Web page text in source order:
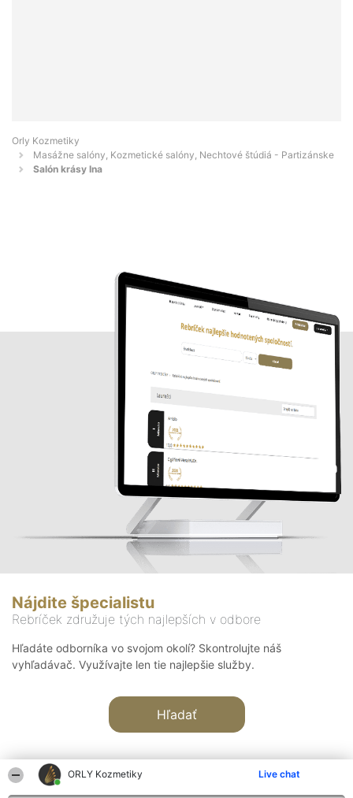
ORLY Kozmetiky Live chat
Orly Kozmetiky
Masážne salóny, Kozmetické salóny, Nechtové štúdiá - Partizánske
Salón krásy Ina
Nájdite špecialistu
Rebríček združuje tých najlepších v odbore
Hľadáte odborníka vo svojom okolí? Skontrolujte náš
vyhľadávač. Využívajte len tie najlepšie služby.
Hľadať